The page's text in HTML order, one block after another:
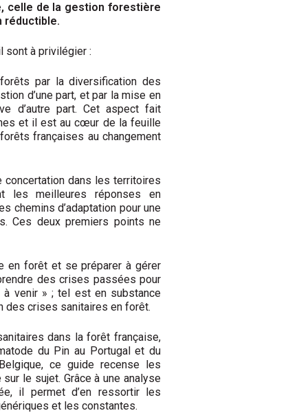
celle de la gestion forestière
réductible.
sont à privilégier :
par la diversification des
d’une part, et par la mise en
d’autre part. Cet aspect fait
et il est au cœur de la feuille
françaises au changement
dans les territoires
les meilleures réponses en
cheminsd’adaptation pour une
Ces deux premiers points ne
en forêt et se préparer à gérer
des crises passées pour
à venir » ; tel est en substance
des crises sanitaires en forêt.
dans la forêt française,
du Pin au Portugal et du
ce guide recense les
le sujet. Grâce à une analyse
il permet d’en ressortir les
riques et les constantes.